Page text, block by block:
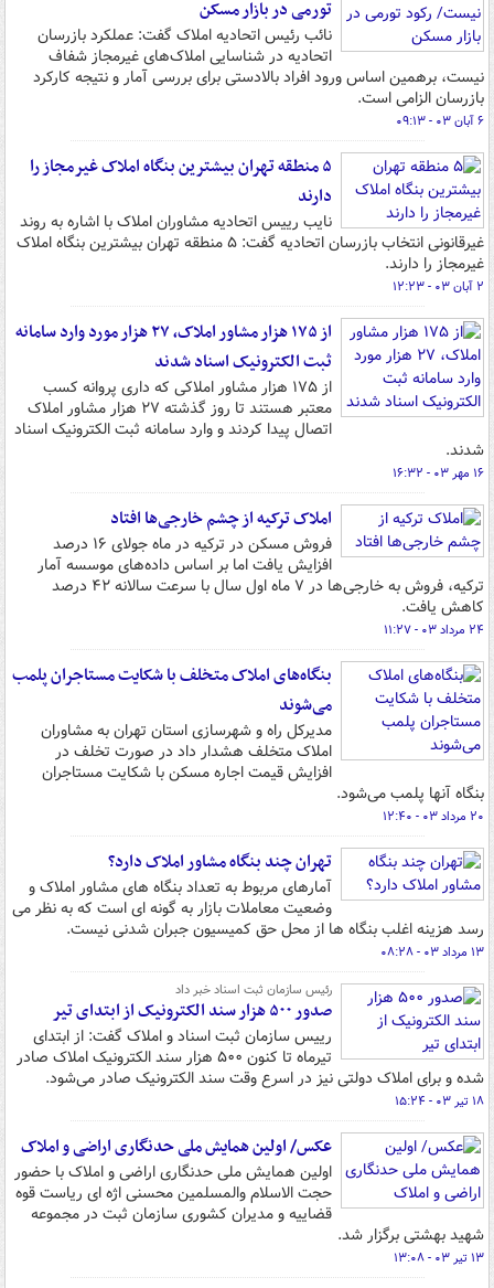
تورمی در بازار مسکن
نائب رئیس اتحادیه املاک گفت: عملکرد بازرسان
اتحادیه در شناسایی املاک‌های غیرمجاز شفاف
نیست، برهمین اساس ورود افراد بالادستی برای بررسی آمار و نتیجه کارکرد
بازرسان الزامی است.
۶ آبان ۰۳ - ۰۹:۱۳
۵ منطقه تهران بیشترین بنگاه املاک غیرمجاز را
دارند
نایب رییس اتحادیه مشاوران املاک با اشاره به روند
غیرقانونی انتخاب بازرسان اتحادیه گفت: ۵ منطقه تهران بیشترین بنگاه املاک
غیرمجاز را دارند.
۲ آبان ۰۳ - ۱۲:۲۳
از ۱۷۵ هزار مشاور املاک، ۲۷ هزار مورد وارد سامانه
ثبت الکترونیک اسناد شدند
از ۱۷۵ هزار مشاور املاکی که داری پروانه کسب
معتبر هستند تا روز گذشته ۲۷ هزار مشاور املاک
اتصال پیدا کردند و وارد سامانه ثبت الکترونیک اسناد
شدند.
۱۶ مهر ۰۳ - ۱۶:۳۲
املاک ترکیه از چشم خارجی‌ها افتاد
فروش مسکن در ترکیه در ماه جولای ۱۶ درصد
افزایش یافت اما بر اساس داده‌های موسسه آمار
ترکیه، فروش به خارجی‌ها در ۷ ماه اول سال با سرعت سالانه ۴۲ درصد
کاهش یافت.
۲۴ مرداد ۰۳ - ۱۱:۲۷
بنگاه‌های املاک متخلف با شکایت مستاجران پلمب
می‌شوند
مدیرکل راه و شهرسازی استان تهران به مشاوران
املاک متخلف هشدار داد در صورت تخلف در
افزایش قیمت اجاره مسکن با شکایت مستاجران
بنگاه آنها پلمب می‌شود.
۲۰ مرداد ۰۳ - ۱۲:۴۰
تهران چند بنگاه مشاور املاک دارد؟
آمارهای مربوط به تعداد بنگاه های مشاور املاک و
وضعیت معاملات بازار به گونه ای است که به نظر می
رسد هزینه اغلب بنگاه ها از محل حق کمیسیون جبران شدنی نیست.
۱۳ مرداد ۰۳ - ۰۸:۲۸
رئیس سازمان ثبت اسناد خبر داد
صدور ۵۰۰ هزار سند الکترونیک از ابتدای تیر
رییس سازمان ثبت اسناد و املاک گفت: از ابتدای
تیرماه تا کنون ۵۰۰ هزار سند الکترونیک املاک صادر
شده و برای املاک دولتی نیز در اسرع وقت سند الکترونیک صادر می‌شود.
۱۸ تیر ۰۳ - ۱۵:۲۴
عکس/ اولین همایش ملی حدنگاری اراضی و املاک
اولین همایش ملی حدنگاری اراضی و املاک با حضور
حجت الاسلام والمسلمین محسنی اژه ای ریاست قوه
قضاییه و مدیران کشوری سازمان ثبت در مجموعه
شهید بهشتی برگزار شد.
۱۳ تیر ۰۳ - ۱۳:۰۸